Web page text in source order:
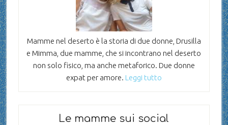
Mamme nel deserto è la storia di due donne, Drusilla
e Mimma, due mamme, che si incontrano nel deserto
non solo fisico, ma anche metaforico. Due donne
expat per amore. Leggi tutto
Le mamme sui social